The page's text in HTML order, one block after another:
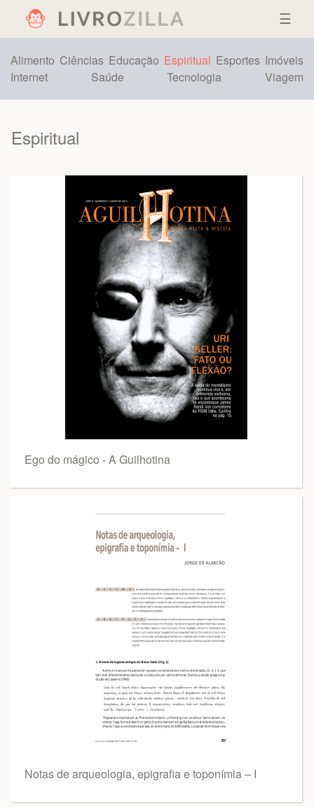
☰
Alimento Ciências Educação Espiritual Esportes Imóveis
Internet
Saúde Tecnologia Viagem
Espiritual
Ego do mágico - A Guilhotina
Notas de arqueologia, epigrafia e toponímia – I